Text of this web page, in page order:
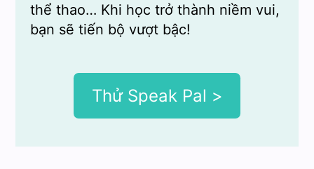
thể thao… Khi học trở thành niềm vui,
bạn sẽ tiến bộ vượt bậc!
Thử Speak Pal >